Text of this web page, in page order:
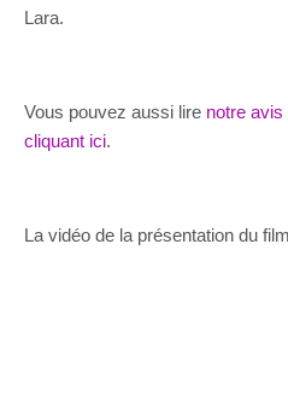
Lara.
Vous pouvez aussi lire notre avis
cliquant ici.
La vidéo de la présentation du